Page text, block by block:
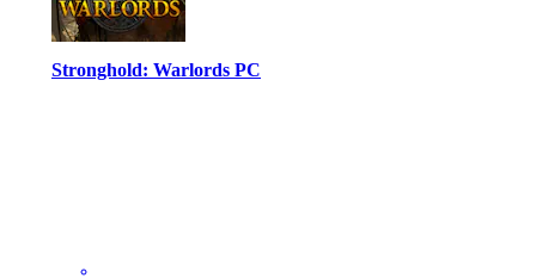
Stronghold: Warlords PC